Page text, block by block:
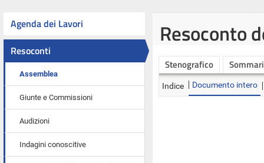
Agenda dei Lavori
Resoconti
Assemblea
Giunte e Commissioni
Audizioni
Indagini conoscitive
Resoconto
Stenografico
Indice Documento intero